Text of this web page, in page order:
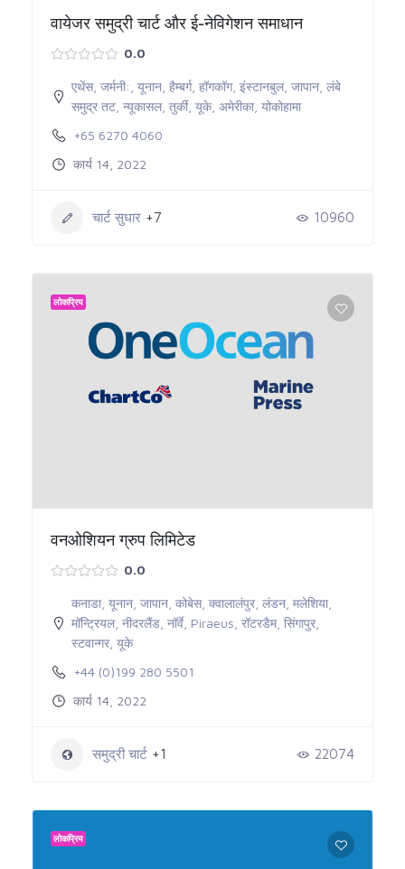
वायेजर समुद्री चार्ट और ई-नेविगेशन समाधान
0.0
एथेंस, जर्मनी: यूनान हैम्बर्ग, हॉगकॉग, इंस्टानबुल, जापान लंबे
समुद्र तट न्यूकासल, तुर्की, यूके, अमेरीका योकोहामा
+65 6270 4060
कार्य 14, 2022
चार्ट सुधार +7 10960
लोकप्रिय
वनओशियन ग्रुप लिमिटेड
0.0
कनाडा यूनान जापान कोबेस, क्वालालंपुर लंडन मलेशिया
मॉन्ट्रियल, नीदरलैंड नॉर्वे, Piraeus रॉटरडैम, सिंगापुर
स्टवान्गर यूके
+44 (0)199 280 5501
कार्य 14, 2022
समुद्री चार्ट +1 22074
लोकप्रिय